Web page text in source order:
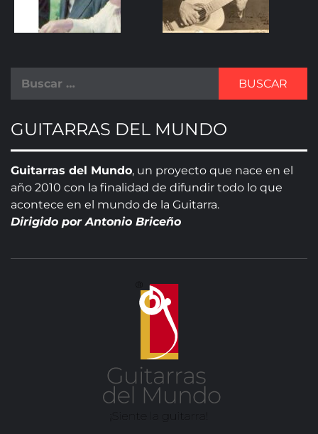
GUITARRAS DEL MUNDO
Guitarras del Mundo, un proyecto que nace en el
año 2010 con la finalidad de difundir todo lo que
acontece en el mundo de la Guitarra.
Dirigido por Antonio Briceño